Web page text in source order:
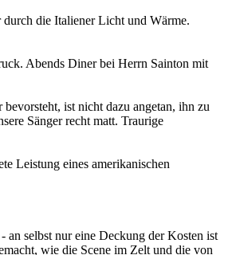
durch die Italiener Licht und Wärme.
Abends Diner bei Herrn Sainton mit
ist nicht dazu angetan, ihn zu
Sänger recht matt. Traurige
Leistung eines amerikanischen
an selbst nur eine Deckung der Kosten ist
wie die Scene im Zelt und die von